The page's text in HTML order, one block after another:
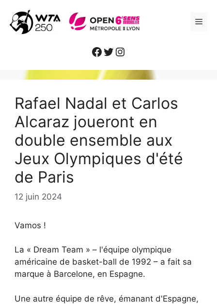
contenu
Facebook
Twitter
Instagram
Rafael Nadal et Carlos
Alcaraz joueront en
double ensemble aux
Jeux Olympiques d'été
de Paris
12 juin 2024
Vamos !
La « Dream Team » – l'équipe olympique
américaine de basket-ball de 1992 – a fait sa
marque à Barcelone, en Espagne.
Une autre équipe de rêve, émanant d'Espagne,